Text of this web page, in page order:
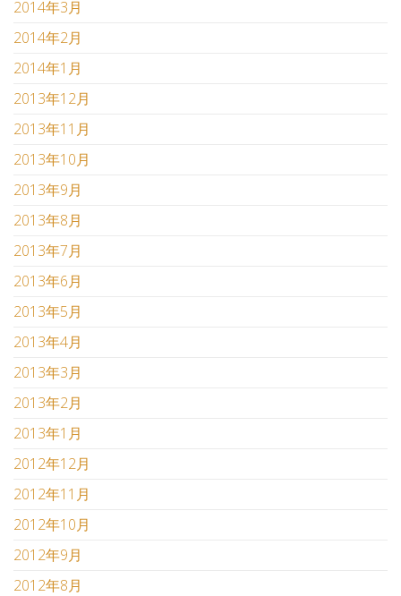
2014年3月
2014年2月
2014年1月
2013年12月
2013年11月
2013年10月
2013年9月
2013年8月
2013年7月
2013年6月
2013年5月
2013年4月
2013年3月
2013年2月
2013年1月
2012年12月
2012年11月
2012年10月
2012年9月
2012年8月